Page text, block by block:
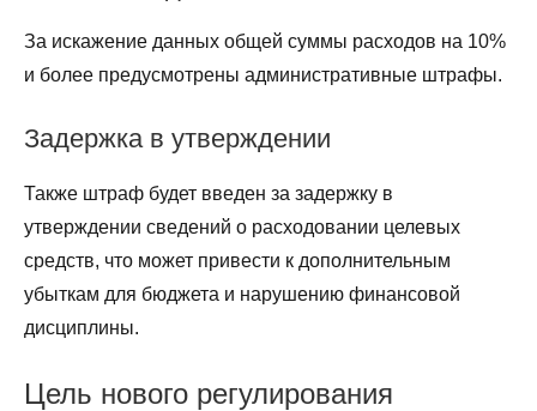
За искажение данных общей суммы расходов на 10%
и более предусмотрены административные штрафы.
Задержка в утверждении
Также штраф будет введен за задержку в
утверждении сведений о расходовании целевых
средств, что может привести к дополнительным
убыткам для бюджета и нарушению финансовой
дисциплины.
Цель нового регулирования